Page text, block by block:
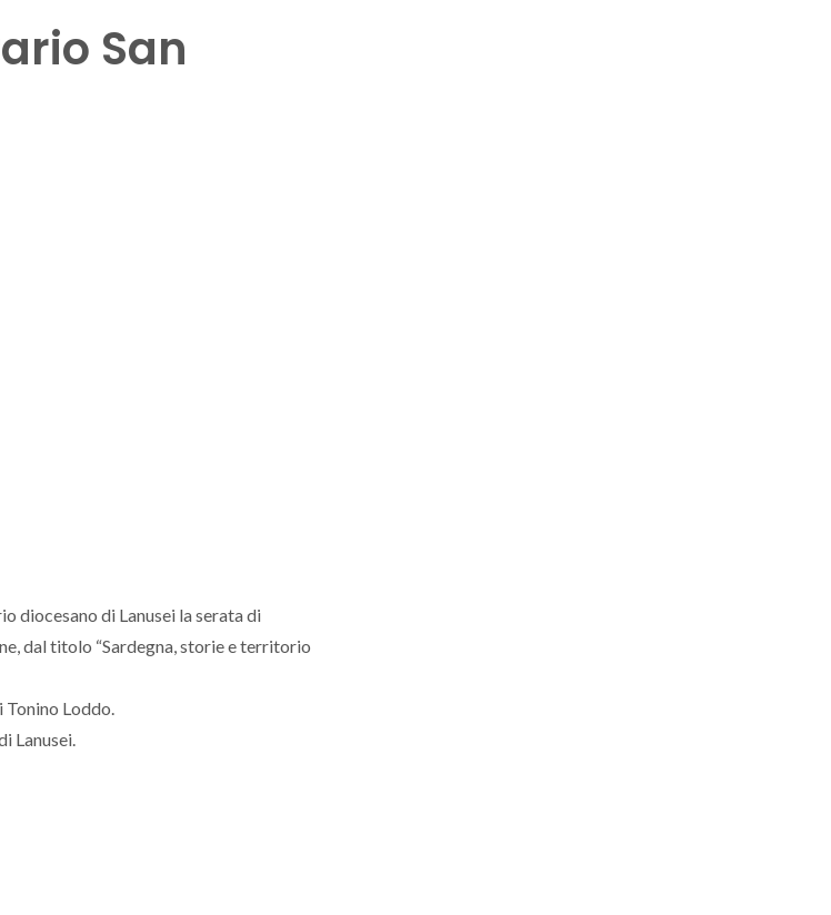
San
diocesano di Lanusei la serata di
dal titolo “Sardegna, storie e territorio
Tonino Loddo.
Lanusei.